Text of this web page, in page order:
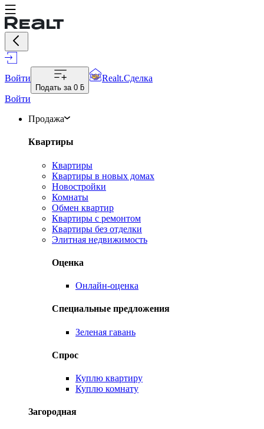
Войти
Подать за 0 ƃ
Realt.Сделка
Войти
Продажа
Квартиры
Квартиры
Квартиры в новых домах
Новостройки
Комнаты
Обмен квартир
Квартиры с ремонтом
Квартиры без отделки
Элитная недвижимость
Оценка
Онлайн-оценка
Специальные предложения
Зеленая гавань
Спрос
Куплю квартиру
Куплю комнату
Загородная